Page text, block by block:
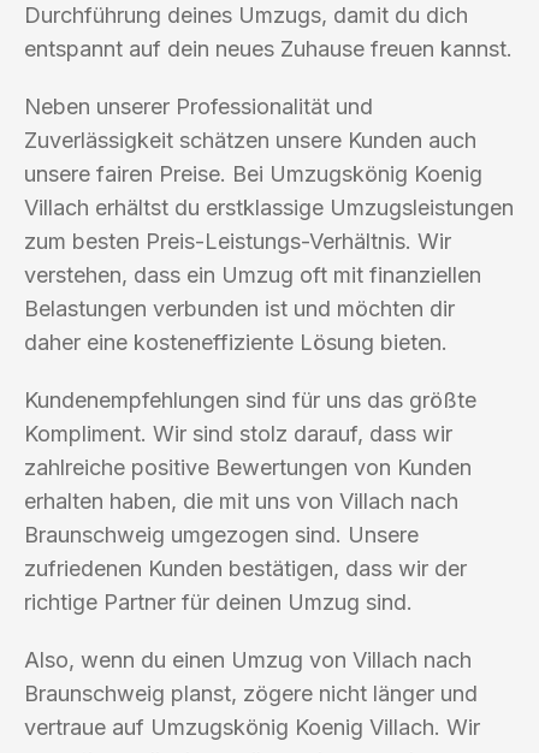
Durchführung deines Umzugs, damit du dich
entspannt auf dein neues Zuhause freuen kannst.
Neben unserer Professionalität und
Zuverlässigkeit schätzen unsere Kunden auch
unsere fairen Preise. Bei Umzugskönig Koenig
Villach erhältst du erstklassige Umzugsleistungen
zum besten Preis-Leistungs-Verhältnis. Wir
verstehen, dass ein Umzug oft mit finanziellen
Belastungen verbunden ist und möchten dir
daher eine kosteneffiziente Lösung bieten.
Kundenempfehlungen sind für uns das größte
Kompliment. Wir sind stolz darauf, dass wir
zahlreiche positive Bewertungen von Kunden
erhalten haben, die mit uns von Villach nach
Braunschweig umgezogen sind. Unsere
zufriedenen Kunden bestätigen, dass wir der
richtige Partner für deinen Umzug sind.
Also, wenn du einen Umzug von Villach nach
Braunschweig planst, zögere nicht länger und
vertraue auf Umzugskönig Koenig Villach. Wir